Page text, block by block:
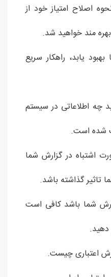
اصلاح امتیاز خود از
مند خواهید شد.
بهبود یابد، راهکار سریع
چه اطلاعاتی در سیستم
شده است.
اشتباه در گزارش شما
تاثیر گذاشته باشد.
شما باشد کافی است
دهید.
اعتباری چیست.